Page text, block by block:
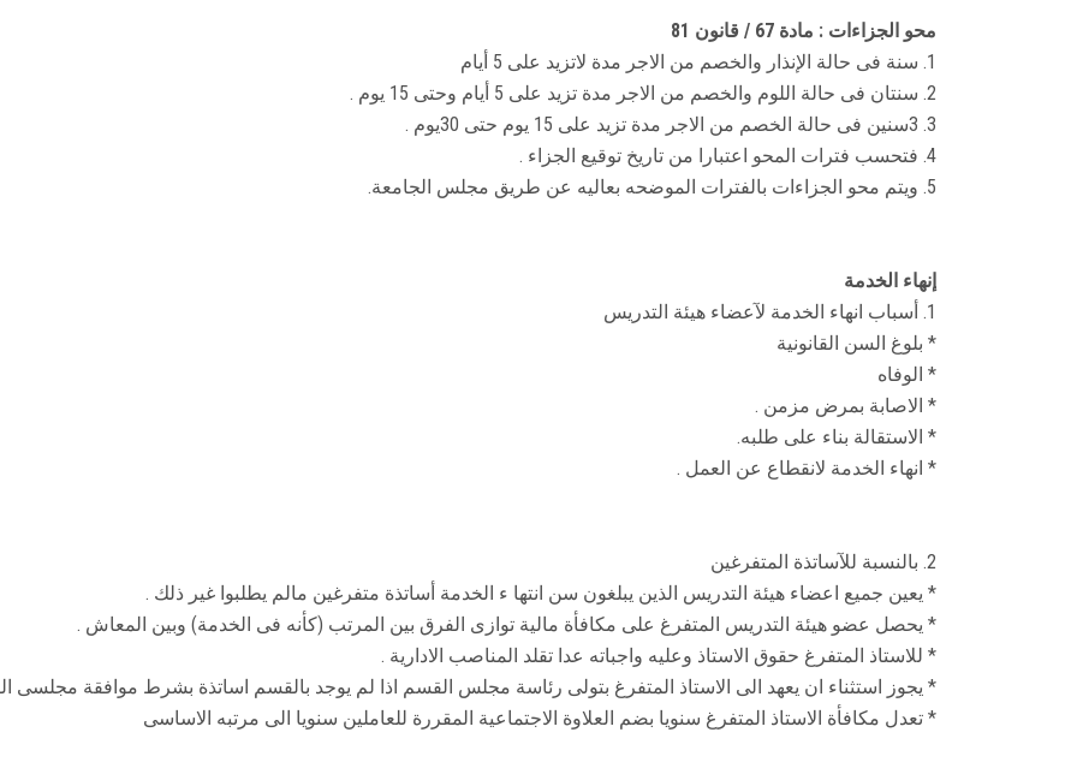
محو الجزاءات : مادة 67 / قانون 81
1. سنة فى حالة الإنذار والخصم من الاجر مدة لاتزيد على 5 أيام
2. سنتان فى حالة اللوم والخصم من الاجر مدة تزيد على 5 أيام وحتى 15 يوم .
3. 3سنين فى حالة الخصم من الاجر مدة تزيد على 15 يوم حتى 30يوم .
4. فتحسب فترات المحو اعتبارا من تاريخ توقيع الجزاء .
5. ويتم محو الجزاءات بالفترات الموضحه بعاليه عن طريق مجلس الجامعة.
إنهاء الخدمة
1. أسباب انهاء الخدمة لآعضاء هيئة التدريس
* بلوغ السن القانونية
* الوفاه
* الاصابة بمرض مزمن .
* الاستقالة بناء على طلبه.
* انهاء الخدمة لانقطاع عن العمل .
2. بالنسبة للآساتذة المتفرغين
* يعين جميع اعضاء هيئة التدريس الذين يبلغون سن انتها ء الخدمة أساتذة متفرغين مالم يطلبوا غير ذلك .
* يحصل عضو هيئة التدريس المتفرغ على مكافأة مالية توازى الفرق بين المرتب (كأنه فى الخدمة) وبين المعاش .
* للاستاذ المتفرغ حقوق الاستاذ وعليه واجباته عدا تقلد المناصب الادارية .
* يجوز استثناء ان يعهد الى الاستاذ المتفرغ بتولى رئاسة مجلس القسم اذا لم يوجد بالقسم اساتذة بشرط موافقة مجلسى
* تعدل مكافأة الاستاذ المتفرغ سنويا بضم العلاوة الاجتماعية المقررة للعاملين سنويا الى مرتبه الاساسى